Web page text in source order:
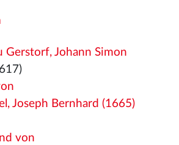
Gerstorf, Johann Simon
Joseph Bernhard (1665)
von